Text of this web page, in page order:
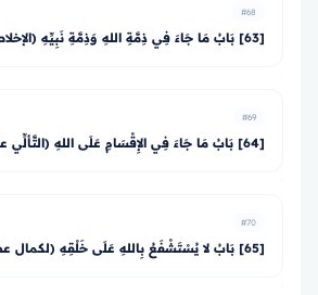
#68
[63] بَابُ مَا جَاءَ فِي ذِمَّةِ اللهِ وَذِمَّةِ نَبِيِّهِ (الإخلاص والمتابعة)
#69
[64] بَابُ مَا جَاءَ فِي الإِقْسَامِ عَلَى اللهِ (التَّألِّي على الله)
#70
[65] بَابُ لا يُسْتَشْفَعُ بِاللهِ عَلَى خَلْقِهِ (لكمال عظمته)